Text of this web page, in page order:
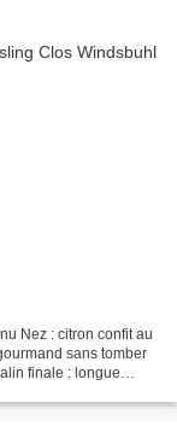
Nez : citron confit au
sans tomber
finale : longue